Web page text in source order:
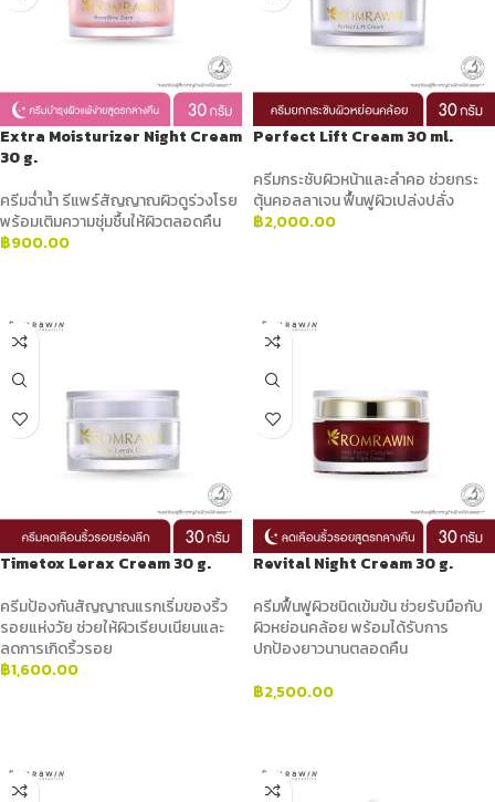
Extra Moisturizer Night Cream
30 g.
ครีมฉ่ำน้ำ รีแพร์สัญญาณผิวดูร่วงโรย
พร้อมเติมความชุ่มชื้นให้ผิวตลอดคืน
฿900.00
Perfect Lift Cream 30 ml.
ครีมกระชับผิวหน้าและลำคอ ช่วยกระ
ตุ้นคอลลาเจน ฟื้นฟูผิวเปล่งปลั่ง
฿2,000.00
Timetox Lerax Cream 30 g.
ครีมป้องกันสัญญาณแรกเริ่มของริ้ว
รอยแห่งวัย ช่วยให้ผิวเรียบเนียนและ
ลดการเกิดริ้วรอย
฿1,600.00
Revital Night Cream 30 g.
ครีมฟื้นฟูผิวชนิดเข้มข้น ช่วยรับมือกับ
ผิวหย่อนคล้อย พร้อมได้รับการ
ปกป้องยาวนานตลอดคืน
฿2,500.00